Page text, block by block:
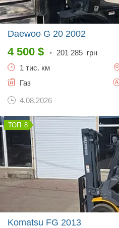
Daewoo G 20 2002
4 500 $ • 201 285 грн
1 тис. км
Газ
4.08.2026
8
Komatsu FG 2013